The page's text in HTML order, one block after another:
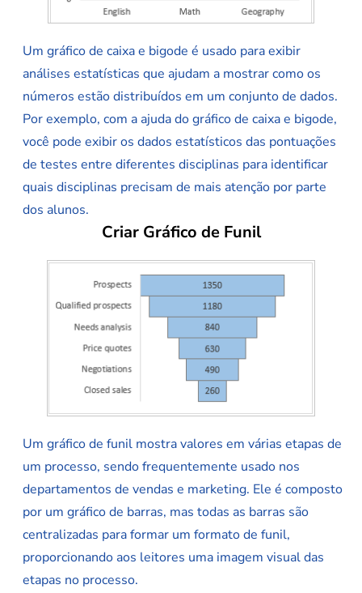
Um gráfico de caixa e bigode é usado para exibir
análises estatísticas que ajudam a mostrar como os
números estão distribuídos em um conjunto de dados.
Por exemplo, com a ajuda do gráfico de caixa e bigode,
você pode exibir os dados estatísticos das pontuações
de testes entre diferentes disciplinas para identificar
quais disciplinas precisam de mais atenção por parte
dos alunos.
Criar Gráfico de Funil
Um gráfico de funil mostra valores em várias etapas de
um processo, sendo frequentemente usado nos
departamentos de vendas e marketing. Ele é composto
por um gráfico de barras, mas todas as barras são
centralizadas para formar um formato de funil,
proporcionando aos leitores uma imagem visual das
etapas no processo.